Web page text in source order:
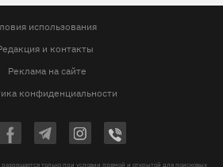
использования
и контакты
Реклама на сайте
конфиденциальности
только при условии прямой и открытой для поисковых